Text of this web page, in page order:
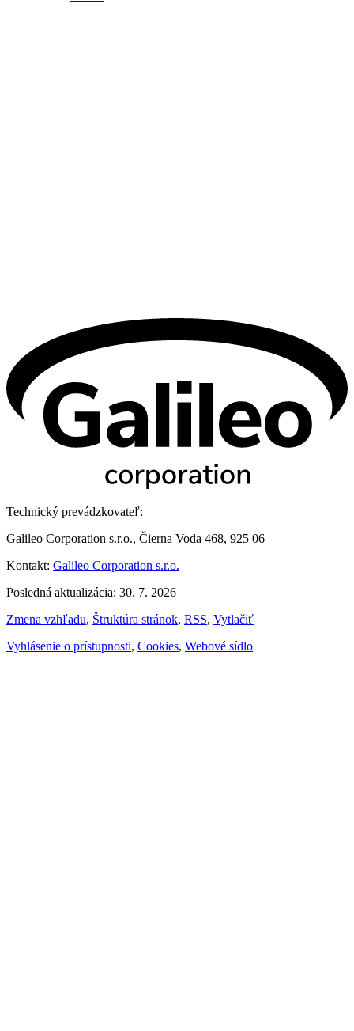
Technický prevádzkovateľ:
Galileo Corporation s.r.o., Čierna Voda 468, 925 06
Kontakt: Galileo Corporation s.r.o.
Posledná aktualizácia: 30. 7. 2026
Zmena vzhľadu, Štruktúra stránok, RSS, Vytlačiť
Vyhlásenie o prístupnosti, Cookies, Webové sídlo